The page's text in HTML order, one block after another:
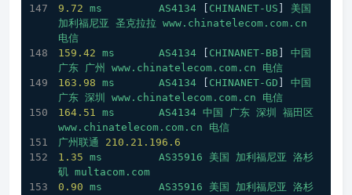
9.72 ms AS4134 CHINANET-US
美国
加利福尼亚 圣克拉拉 www.chinatelecom.com.cn
电信
159.42 ms AS4134 CHINANET-BB
中国
广东 广州 www.chinatelecom.com.cn
电信
163.98 ms AS4134 CHINANET-GD
中国
广东 深圳 www.chinatelecom.com.cn
电信
164.51 ms AS4134 中国 广东 深圳
福田区
www.chinatelecom.com.cn
电信
广州联通
210.21 .196 .6
1.35 ms AS35916 美国 加利福尼亚 洛杉
矶 multacom.com
0.90 ms AS35916 美国 加利福尼亚 洛杉